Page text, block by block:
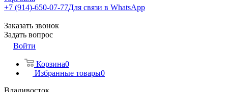
+7 (914)-650-07-77Для связи в WhatsApp
Заказать звонок
Задать вопрос
Войти
Корзина0
Избранные товары0
Владивосток